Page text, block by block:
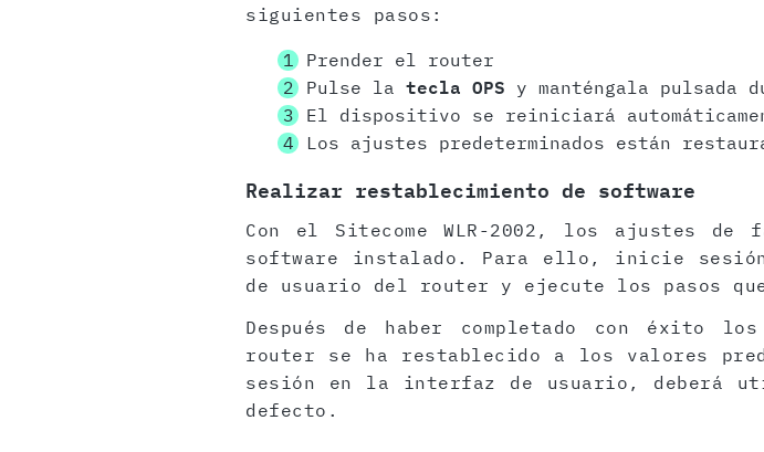
siguientes pasos:
Prender el router
Pulse la tecla OPS y manténgala pulsada
El dispositivo se reiniciará
Los ajustes predeterminados están
Realizar restablecimiento de software
Con el Sitecome WLR-2002, los ajustes
software instalado. Para ello, inicie
de usuario del router y ejecute los pasos
Después de haber completado con éxito
router se ha restablecido a los valores
sesión en la interfaz de usuario, deberá
defecto.